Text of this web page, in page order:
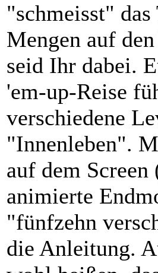
"schmeisst"
Mengen auf
seid Ihr dabei.
'em-up-Reise
verschiedene
"Innenleben".
auf dem
animierte
"fünfzehn
die Anleitung.